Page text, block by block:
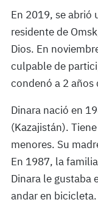
En 2019, se abrió
residente de
Dios. En
culpable de
condenó a 2
Dinara nació en
(Kazajistán).
menores. Su
En 1987, la
Dinara le gustaba
andar en bicicleta.